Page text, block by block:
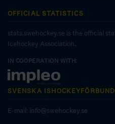
OFFICIAL STATISTICS
stats.swehockey.se is the official
Icehockey Association.
IN COOPERATION WITH:
SVENSKA
E-mail: info@swehockey.se